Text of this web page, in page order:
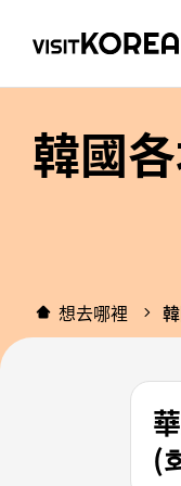
韓國
想去哪裡
(